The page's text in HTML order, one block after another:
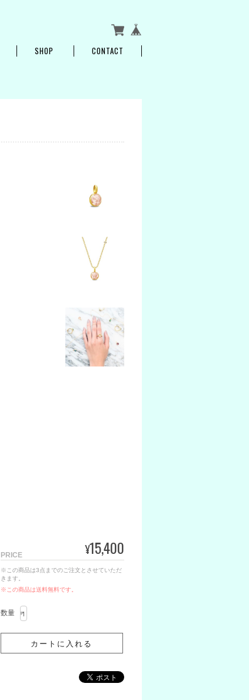
SHOP CONTACT
PRICE ¥15,400
※この商品は3点までのご注文とさせていただ
きます。
※この商品は送料無料です。
数量